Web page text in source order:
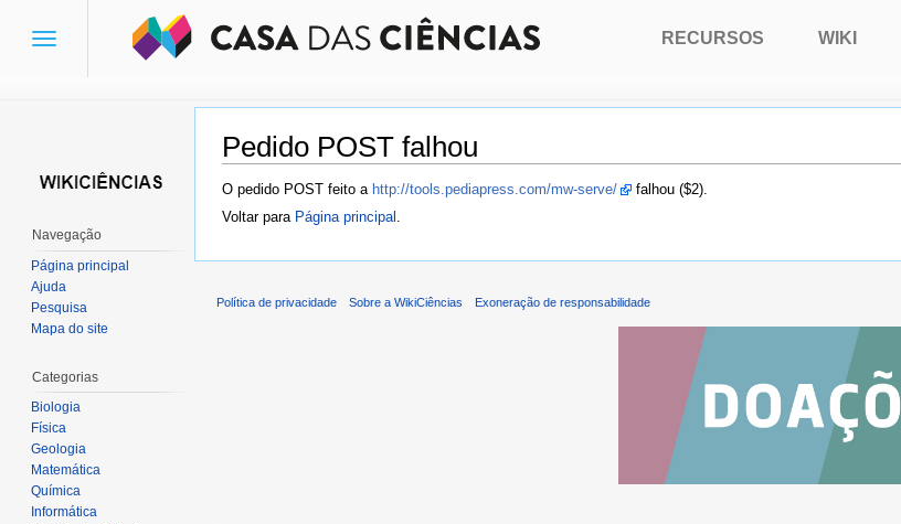
Pedido POST falhou
Ir para:navegação,pesquisa
O pedido POST feito a http://tools.pediapress.com/mw-serve/
falhou ($2).
Voltar para Página principal
Toggle
RECURSOS WIKI
Navegação
Página principal
Ajuda
Pesquisa
Mapa do site
Categorias
Biologia
Física
Geologia
Matemática
Química
Informática
Política de privacidade Sobre a WikiCiências Exoneração de responsabilidade